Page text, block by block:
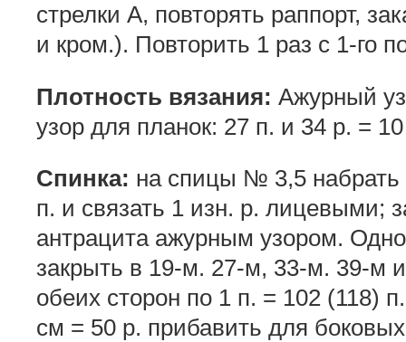
стрелки А, повторять раппорт,
и кром.). Повторить 1 раз с 1-го
Плотность вязания: Ажурный
узор для планок: 27 п. и 34 р. =
Спинка: на спицы № 3,5 набрать
п. и связать 1 изн. р. лицевыми;
антрацита ажурным узором.
закрыть в 19-м. 27-м, 33-м. 39-м
обеих сторон по 1 п. = 102 (118)
см = 50 р. прибавить для